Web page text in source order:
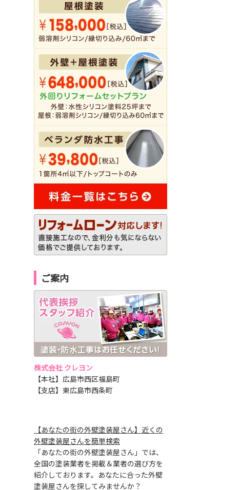
ご案内
株式会社 クレヨン
【本社】広島市西区福島町
【支店】東広島市西条町
【あなたの街の外壁塗装屋さん】近くの
外壁塗装屋さんを簡単検索
「あなたの街の外壁塗装屋さん」では、
全国の塗装業者を掲載＆業者の選び方を
紹介しております。あなたに合った外壁
塗装屋さんを探してみませんか？